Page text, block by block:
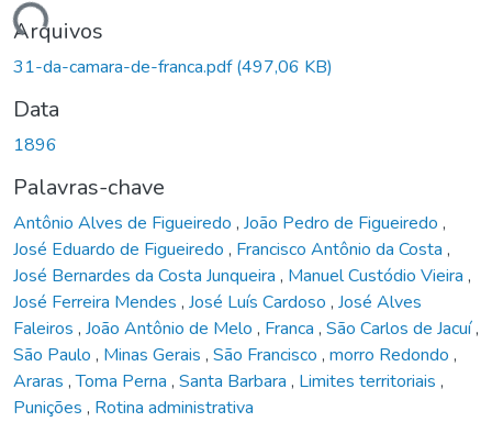
Arquivos
31-da-camara-de-franca.pdf(497,06 KB)
Data
1896
Palavras-chave
Antônio Alves de Figueiredo , João Pedro de Figueiredo ,
José Eduardo de Figueiredo , Francisco Antônio da Costa ,
José Bernardes da Costa Junqueira , Manuel Custódio Vieira ,
José Ferreira Mendes , José Luís Cardoso , José Alves
Faleiros , João Antônio de Melo , Franca , São Carlos de Jacuí,
São Paulo , Minas Gerais , São Francisco , morro Redondo ,
Araras ,Toma Perna , Santa Barbara , Limites territoriais ,
Punições , Rotina administrativa